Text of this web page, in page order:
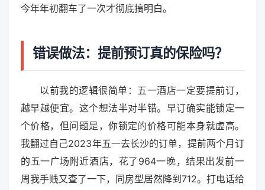
今年年初翻车了一次才彻底搞明白。
错误做法：提前预订真的保险吗？
以前我的逻辑很简单：五一酒店一定要提前订，
越早越便宜。这个想法半对半错。早订确实能锁定一
个价格，但问题是，你锁定的价格可能本身就虚高。
我翻过自己2023年五一去长沙的订单，提前两个月订
的五一广场附近酒店，花了964一晚，结果出发前一
周我手贱又查了一下，同房型居然降到712。打电话给